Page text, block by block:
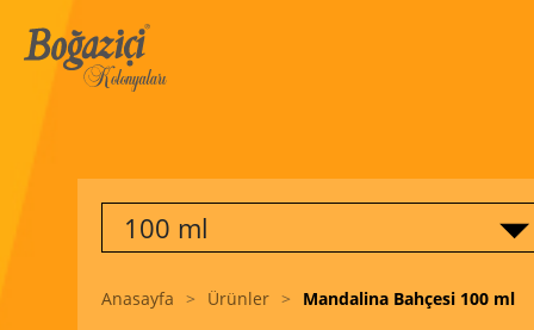
100 ml
Anasayfa > Ürünler > Mandalina Bahçesi 100 ml